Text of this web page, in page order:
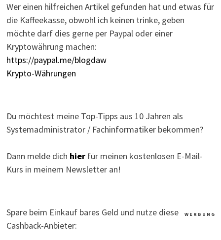
Wer einen hilfreichen Artikel gefunden hat und etwas für
die Kaffeekasse, obwohl ich keinen trinke, geben
möchte darf dies gerne per Paypal oder einer
Kryptowährung machen:
https://paypal.me/blogdaw
Krypto-Währungen
Du möchtest meine Top-Tipps aus 10 Jahren als
Systemadministrator / Fachinformatiker bekommen?
Dann melde dich hierfür meinen kostenlosen E-Mail-
Kurs in meinem Newsletter an!
W E R B U N G
Spare beim Einkauf bares Geld und nutze diese
Cashback-Anbieter: